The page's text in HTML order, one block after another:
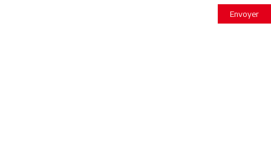
Envoyer